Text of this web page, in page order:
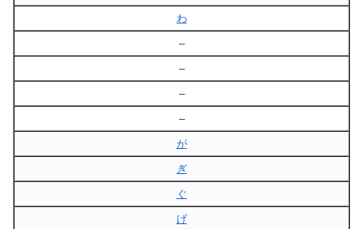
わ
–
–
–
–
が
ぎ
ぐ
げ